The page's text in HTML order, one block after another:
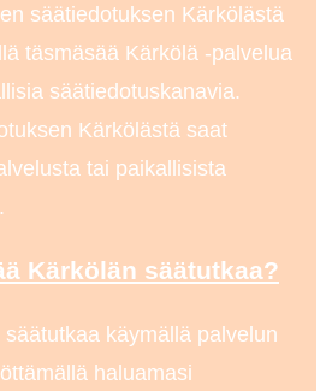
säätiedotuksen Kärkölästä
täsmäsää Kärkölä -palvelua
säätiedotuskanavia.
Kärkölästä saat
tai paikallisista
Kärkölän säätutkaa?
käymällä palvelun
haluamasi